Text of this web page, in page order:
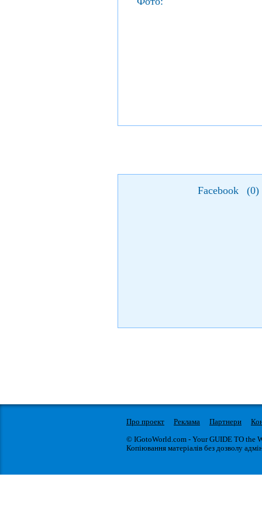
Facebook (0)
Про проект Реклама Партнери
© IGotoWorld.com - Your GUIDE TO the
Копіювання матеріалів без дозволу